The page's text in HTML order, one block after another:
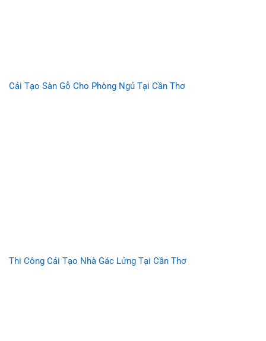
Cải Tạo Sàn Gỗ Cho Phòng Ngủ Tại Cần Thơ
Thi Công Cải Tạo Nhà Gác Lửng Tại Cần Thơ